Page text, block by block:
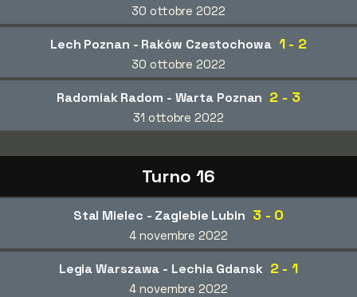
30 ottobre 2022
Lech Poznan - Raków Czestochowa 1 - 2
30 ottobre 2022
Radomiak Radom - Warta Poznan 2 - 3
31 ottobre 2022
Turno 16
Stal Mielec - Zaglebie Lubin 3 - 0
4 novembre 2022
Legia Warszawa - Lechia Gdansk 2 - 1
4 novembre 2022